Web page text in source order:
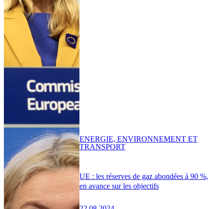
UE : les réserves de gaz abondées à 90 %,
en avance sur les objectifs
ENERGIE, ENVIRONNEMENT ET
TRANSPORT